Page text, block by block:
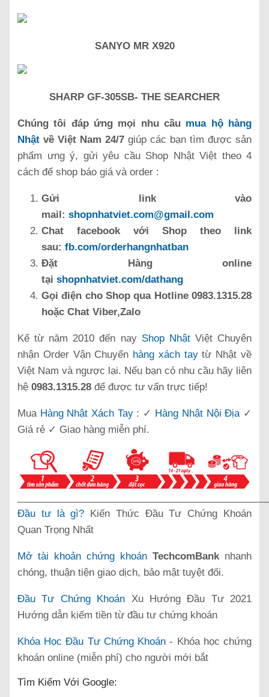
SANYO MR X920
SHARP GF-305SB- THE SEARCHER
Chúng tôi đáp ứng mọi nhu cầu mua hộ hàng
Nhật về Việt Nam 24/7 giúp các bạn tìm được sản
phẩm ưng ý, gửi yêu cầu Shop Nhật Việt theo 4
cách để shop báo giá và order :
Gửi link vào
mail: shopnhatviet.com@gmail.com
Chat facebook với Shop theo link
sau: fb.com/orderhangnhatban
Đặt Hàng online
tại shopnhatviet.com/dathang
Gọi điện cho Shop qua Hotline 0983.1315.28
hoặc Chat Viber,Zalo
Kể từ năm 2010 đến nay Shop NhậtViệt Chuyên
nhận Order Vận Chuyển hàng xách taytừ Nhật về
Việt Nam và ngược lại. Nếu bạn có nhu cầu hãy liên
hệ 0983.1315.28 để được tư vấn trực tiếp!
Mua Hàng Nhật Xách Tay: ✓ Hàng Nhật Nội Địa✓
Giá rẻ ✓ Giao hàng miễn phí.
Đầu tư là gì? Kiến Thức Đầu Tư Chứng Khoán
Quan Trọng Nhất
Mở tài khoản chứng khoán TechcomBank nhanh
chóng, thuận tiện giao dịch, bảo mật tuyệt đối.
Đầu Tư Chứng Khoán Xu Hướng Đầu Tư 2021
Hướng dẫn kiếm tiền từ đầu tư chứng khoán
Khóa Học Đầu Tư Chứng Khoán - Khóa học chứng
khoán online (miễn phí) cho người mới bắt
Tìm Kiếm Với Google: